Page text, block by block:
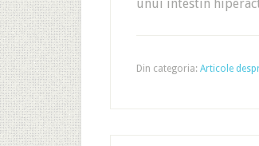
unui intestin
Din categoria: Articole